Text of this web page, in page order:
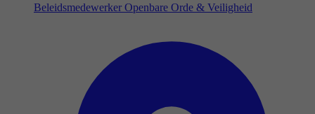
Beleidsmedewerker Openbare Orde & Veiligheid